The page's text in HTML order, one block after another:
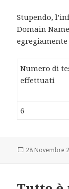
Stupendo,
Domain
Numero di
effettuati
6
Scritto
28 Novembre